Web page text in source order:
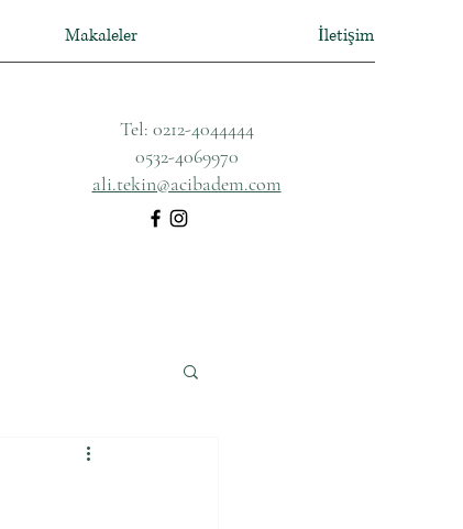
Makaleler İletişim
Tel: 0212-4044444
0532-4069970
ali.tekin@acibadem.com